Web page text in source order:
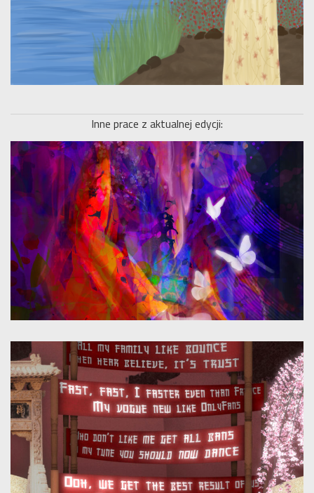
Inne prace z aktualnej edycji: